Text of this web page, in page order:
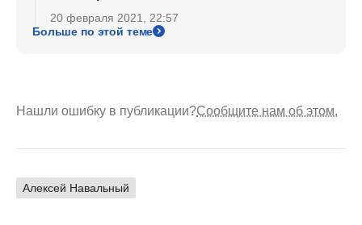
20 февраля 2021, 22:57
Больше по этой теме
Нашли ошибку в публикации?Сообщите нам об этом.
Алексей Навальный